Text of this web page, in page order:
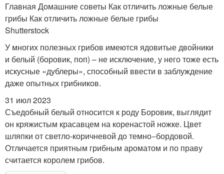
Главная Домашние советы Как отличить ложные белые
грибы Как отличить ложные белые грибы
Shutterstock
У многих полезных грибов имеются ядовитые двойники
и белый (боровик, поп) – не исключение, у него тоже есть
искусные «дублеры», способный ввести в заблуждение
даже опытных грибников.
31 июл 2023
Съедобный белый относится к роду Боровик, выглядит
он кряжистым красавцем на коренастой ножке. Цвет
шляпки от светло-коричневой до темно−бордовой.
Отличается приятным грибным ароматом и по праву
считается королем грибов.